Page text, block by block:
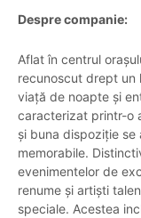
Despre companie:
Aflat în centrul
recunoscut drept un
viață de noapte și
caracterizat printr-o
și buna dispoziție
memorabile.
evenimentelor de
renume și artiști
speciale. Acestea